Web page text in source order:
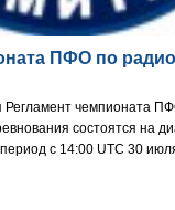
ПФО по
Регламент чемпионата
состоятся на
с 14:00 UTC 30